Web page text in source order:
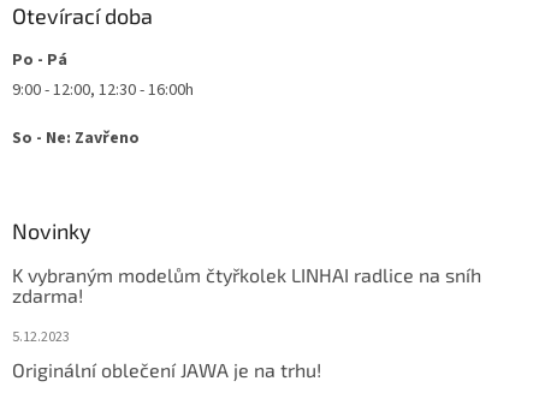
Otevírací doba
Po - Pá
9:00 - 12:00, 12:30 - 16:00h
So - Ne: Zavřeno
Novinky
K vybraným modelům čtyřkolek LINHAI radlice na sníh
zdarma!
5.12.2023
Originální oblečení JAWA je na trhu!